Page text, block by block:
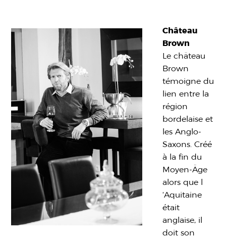
Château
Brown
Le château
Brown
témoigne du
lien entre la
région
bordelaise et
les Anglo-
Saxons. Créé
à la fin du
Moyen-Âge
alors que l
‘Aquitaine
était
anglaise, il
doit son